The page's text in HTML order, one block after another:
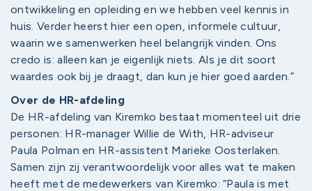
ontwikkeling en opleiding en we hebben veel kennis in
huis. Verder heerst hier een open, informele cultuur,
waarin we samenwerken heel belangrijk vinden. Ons
credo is: alleen kan je eigenlijk niets. Als je dit soort
waardes ook bij je draagt, dan kun je hier goed aarden.”
Over de HR-afdeling
De HR-afdeling van Kiremko bestaat momenteel uit drie
personen: HR-manager Willie de With, HR-adviseur
Paula Polman en HR-assistent Marieke Oosterlaken.
Samen zijn zij verantwoordelijk voor alles wat te maken
heeft met de medewerkers van Kiremko: “Paula is met